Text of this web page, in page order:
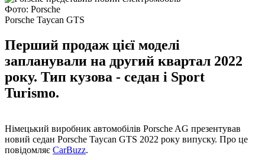
Фото: Porsche
Porsche Taycan GTS
Перший продаж цієї моделі
запланували на другий квартал 2022
року. Тип кузова - седан і Sport
Turismo.
Німецький виробник автомобілів Porsche AG презентував
новий седан Porsche Taycan GTS 2022 року випуску. Про це
повідомляє CarBuzz.